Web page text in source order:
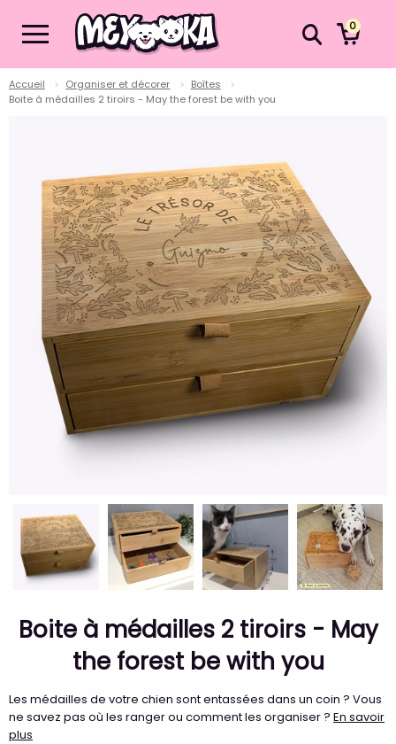
0
Accueil Organiser et décorer
Boîtes
Boite à médailles 2 tiroirs - May the forest be with you
Boite à médailles 2 tiroirs - May
the forest be with you
Les médailles de votre chien sont entassées dans un coin ? Vous
ne savez pas où les ranger ou comment les organiser ? En savoir
plus